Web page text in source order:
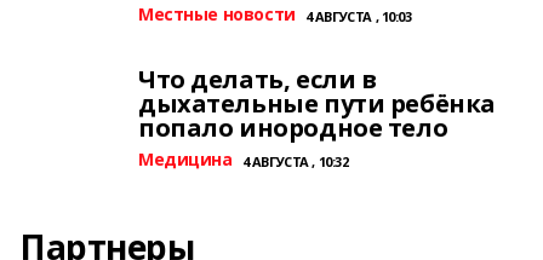
Местные новости 4 АВГУСТА , 10:03
Что делать, если в
дыхательные пути ребёнка
попало инородное тело
Медицина 4 АВГУСТА , 10:32
Партнеры